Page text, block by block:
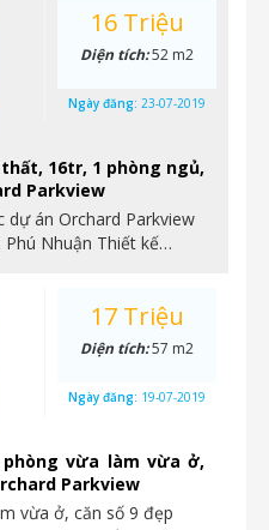
16tr, 1 phòng ngủ,
Parkview
dự án Orchard Parkview
Phú Nhuận Thiết kế…
16 Triệu
Diện tích:52 m2
Ngày đăng: 23-07-2019
phòng vừa làm vừa ở,
Parkview
vừa ở, căn số 9 đẹp
17 Triệu
Diện tích:57 m2
Ngày đăng: 19-07-2019